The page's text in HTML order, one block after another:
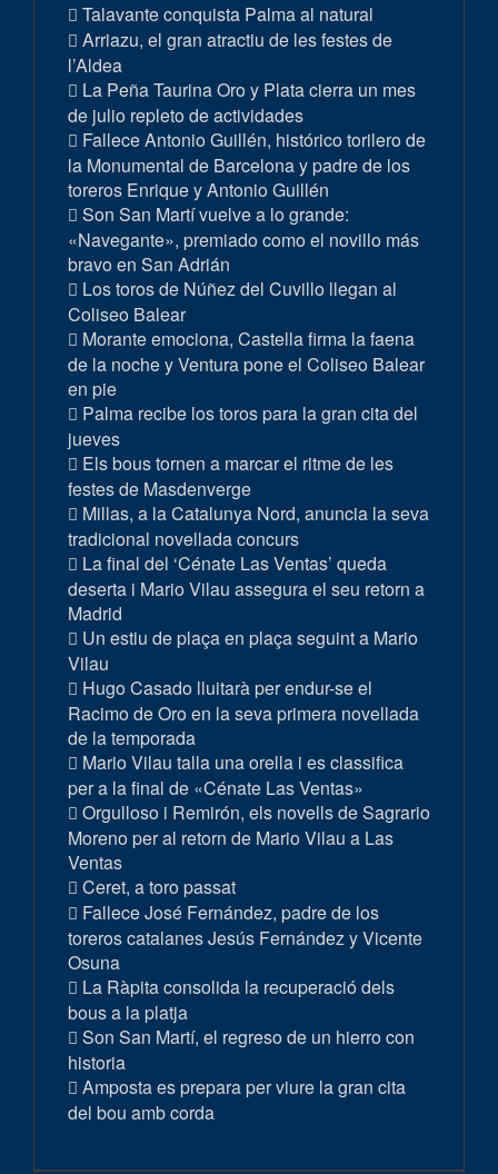
Talavante conquista Palma al natural
Arriazu, el gran atractiu de les festes de
l’Aldea
La Peña Taurina Oro y Plata cierra un mes
de julio repleto de actividades
Fallece Antonio Guillén, histórico torilero de
la Monumental de Barcelona y padre de los
toreros Enrique y Antonio Guillén
Son San Martí vuelve a lo grande:
«Navegante», premiado como el novillo más
bravo en San Adrián
Los toros de Núñez del Cuvillo llegan al
Coliseo Balear
Morante emociona, Castella firma la faena
de la noche y Ventura pone el Coliseo Balear
en pie
Palma recibe los toros para la gran cita del
jueves
Els bous tornen a marcar el ritme de les
festes de Masdenverge
Millas, a la Catalunya Nord, anuncia la seva
tradicional novellada concurs
La final del ‘Cénate Las Ventas’ queda
deserta i Mario Vilau assegura el seu retorn a
Madrid
Un estiu de plaça en plaça seguint a Mario
Vilau
Hugo Casado lluitarà per endur-se el
Racimo de Oro en la seva primera novellada
de la temporada
Mario Vilau talla una orella i es classifica
per a la final de «Cénate Las Ventas»
Orgulloso i Remirón, els novells de Sagrario
Moreno per al retorn de Mario Vilau a Las
Ventas
Ceret, a toro passat
Fallece José Fernández, padre de los
toreros catalanes Jesús Fernández y Vicente
Osuna
La Ràpita consolida la recuperació dels
bous a la platja
Son San Martí, el regreso de un hierro con
historia
Amposta es prepara per viure la gran cita
del bou amb corda